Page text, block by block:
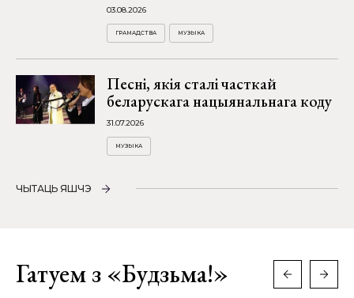
03.08.2026
ГРАМАДСТВА МУЗЫКА
Песні, якія сталі часткай
беларускага нацыянальнага коду
31.07.2026
МУЗЫКА
ЧЫТАЦЬ ЯШЧЭ
Гатуем з «Будзьма!»